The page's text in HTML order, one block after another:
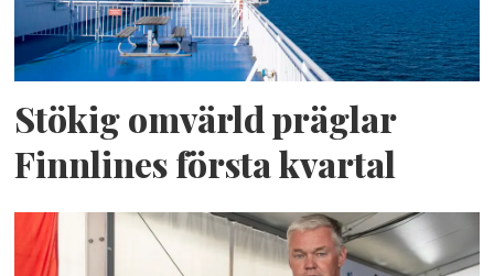
Stökig omvärld präglar
Finnlines första kvartal